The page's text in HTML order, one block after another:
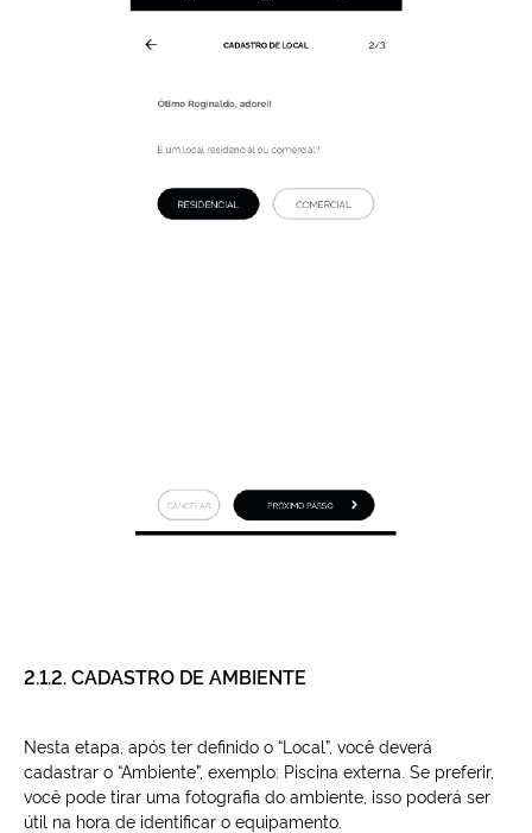
2.1.2. CADASTRO DE AMBIENTE
Nesta etapa, após ter definido o “Local”, você deverá
cadastrar o “Ambiente”, exemplo: Piscina externa. Se preferir,
você pode tirar uma fotografia do ambiente, isso poderá ser
útil na hora de identificar o equipamento.